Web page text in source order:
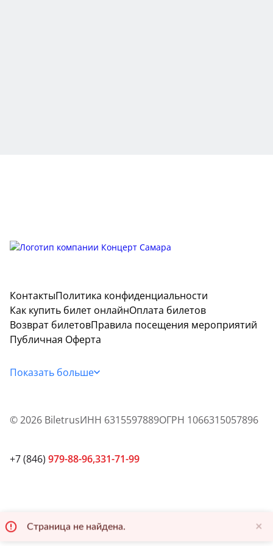
КонтактыПолитика конфиденциальности
Как купить билет онлайнОплата билетов
Возврат билетовПравила посещения мероприятий
Публичная Оферта
Показать больше
© 2026 BiletrusИНН 6315597889ОГРН 1066315057896
+7 (846) 979-88-96,331-71-99
Страница не найдена.
Страница не найдена. ×